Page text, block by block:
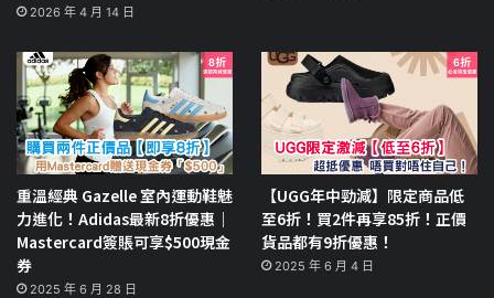
2026 年 4 月 14 日
重溫經典 Gazelle 室內運動鞋魅
力進化！Adidas最新8折優惠｜
Mastercard簽賬可享$500現金
券
2025 年 6 月 28 日
【UGG年中勁減】限定商品低
至6折！買2件再享85折！正價
貨品都有9折優惠！
2025 年 6 月 4 日